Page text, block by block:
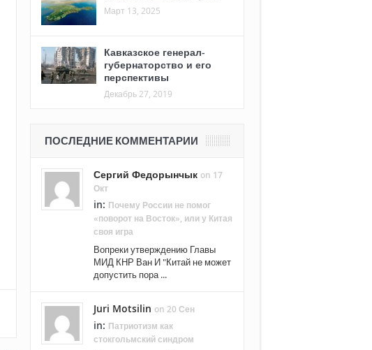
Март 13, 2025
Кавказское генерал-
губернаторство и его
перспективы
Декабрь 27, 2019
ПОСЛЕДНИЕ КОММЕНТАРИИ
Сергий Федорынчык on 17
Окт
in: Почему России не помог
«поворот на Восток», или у Китая
своя игра
Вопреки утверждению Главы
МИД КНР Ван И "Китай не может
допустить пора ...
Juri Motsilin on 20 Сен
in: Патриотизм как
стокгольмский синдром